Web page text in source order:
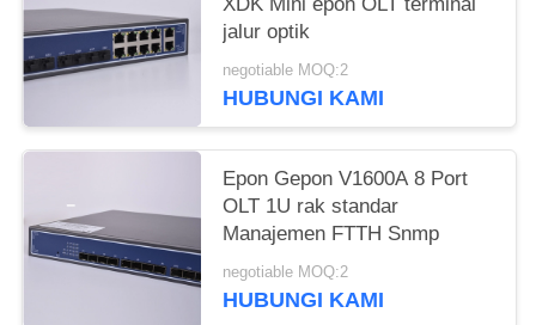
jalur optik
negotiable MOQ:2
HUBUNGI KAMI
Epon Gepon V1600A 8 Port
OLT 1U rak standar
Manajemen FTTH Snmp
negotiable MOQ:2
HUBUNGI KAMI